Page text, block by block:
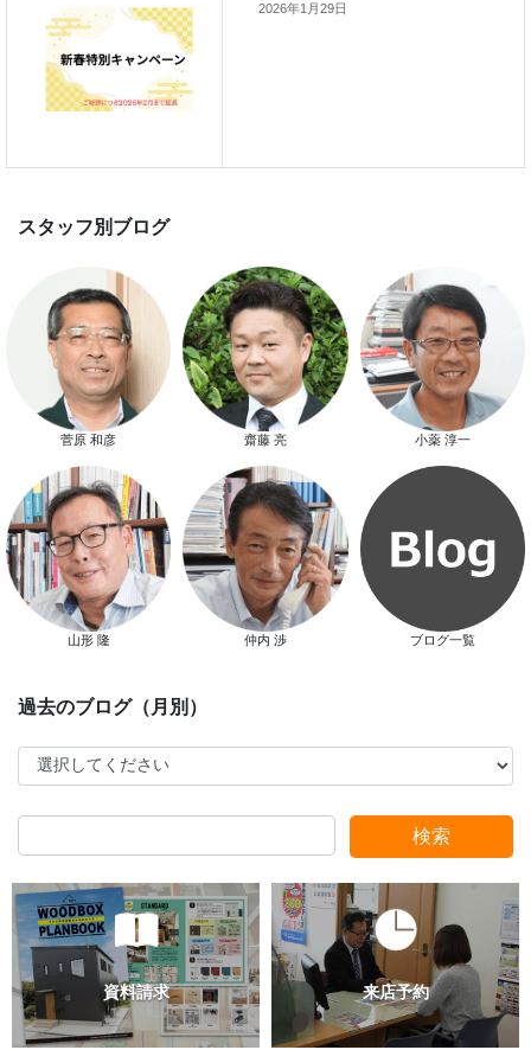
スマートハウス 完成見学会開催
新春特別キャンペーン
2026年1月29日
スタッフ別ブログ
菅原 和彦 齋藤 亮 小薬 淳一
山形 隆 仲内 渉 ブログ一覧
検索